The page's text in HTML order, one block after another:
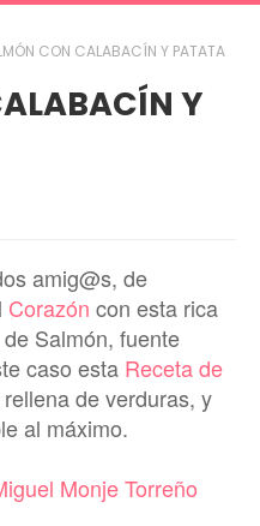
CON CALABACÍN Y PATATA
Y
amig@s, de
Corazón con esta rica
Salmón, fuente
caso estaReceta de
de verduras, y
al máximo.
Monje Torreño